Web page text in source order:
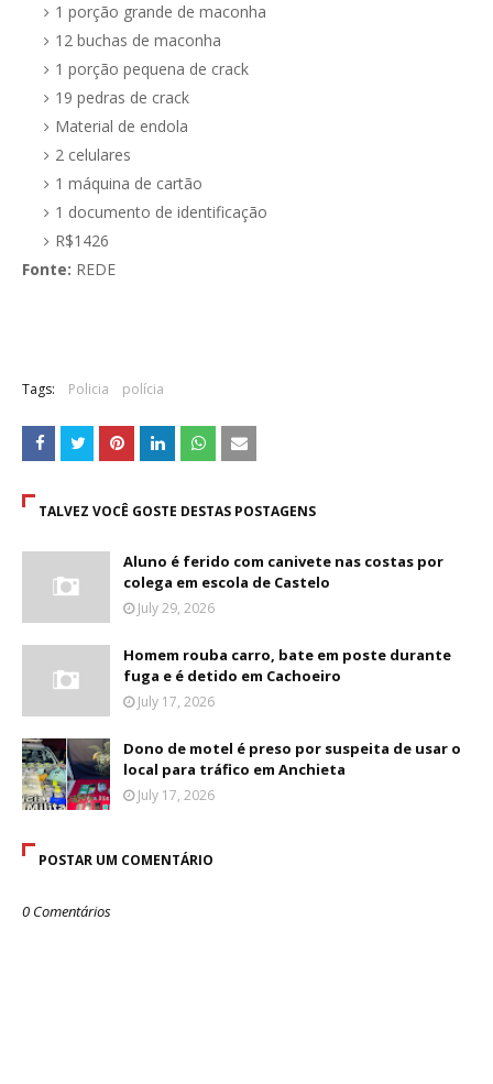
1 porção grande de maconha
12 buchas de maconha
1 porção pequena de crack
19 pedras de crack
Material de endola
2 celulares
1 máquina de cartão
1 documento de identificação
R$1426
Fonte: REDE
Tags: Policia polícia
TALVEZ VOCÊ GOSTE DESTAS POSTAGENS
Aluno é ferido com canivete nas costas por
colega em escola de Castelo
July 29, 2026
Homem rouba carro, bate em poste durante
fuga e é detido em Cachoeiro
July 17, 2026
Dono de motel é preso por suspeita de usar o
local para tráfico em Anchieta
July 17, 2026
POSTAR UM COMENTÁRIO
0 Comentários